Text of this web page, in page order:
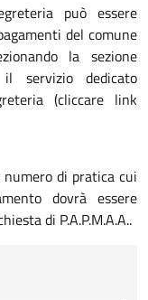
può essere
del comune
la sezione
il servizio dedicato
(cliccare link
numero di pratica cui
dovrà essere
di P.A.P.M.A.A..